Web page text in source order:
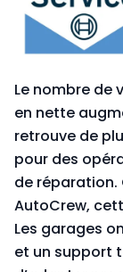
Le nombre de
en nette
retrouve de
pour des
de réparation.
AutoCrew,
Les garages
et un support